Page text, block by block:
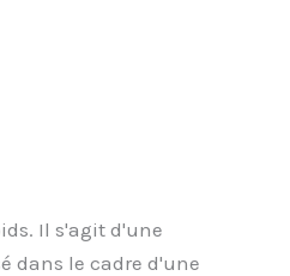
Il s'agit d'une
dans le cadre d'une